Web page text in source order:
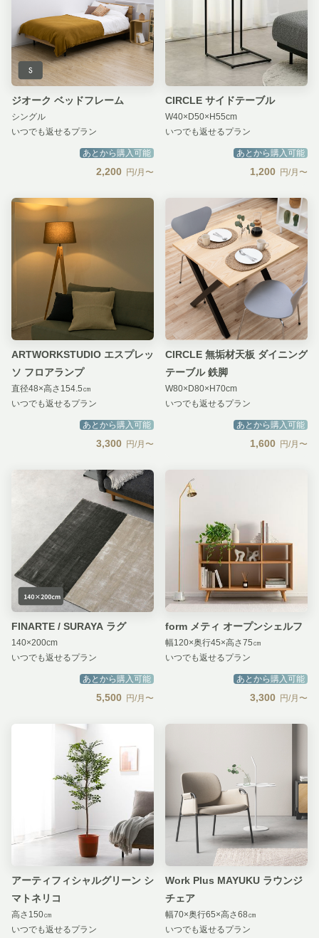
ジオーク ベッドフレーム
シングル
いつでも返せるプラン
あとから購入可能
2,200 円/月〜
CIRCLE サイドテーブル
W40×D50×H55cm
いつでも返せるプラン
あとから購入可能
1,200 円/月〜
ARTWORKSTUDIO エスプレッ
ソ フロアランプ
直径48×高さ154.5㎝
いつでも返せるプラン
あとから購入可能
3,300 円/月〜
CIRCLE 無垢材天板 ダイニング
テーブル 鉄脚
W80×D80×H70cm
いつでも返せるプラン
あとから購入可能
1,600 円/月〜
FINARTE / SURAYA ラグ
140×200cm
いつでも返せるプラン
あとから購入可能
5,500 円/月〜
form メティ オープンシェルフ
幅120×奥行45×高さ75㎝
いつでも返せるプラン
あとから購入可能
3,300 円/月〜
アーティフィシャルグリーン シ
マトネリコ
高さ150㎝
いつでも返せるプラン
Work Plus MAYUKU ラウンジ
チェア
幅70×奥行65×高さ68㎝
いつでも返せるプラン